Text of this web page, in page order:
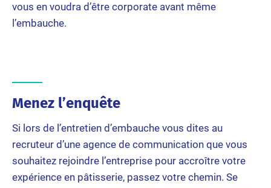
vous en voudra d’être corporate avant même
l’embauche.
Menez l’enquête
Si lors de l’entretien d’embauche vous dites au
recruteur d’une agence de communication que vous
souhaitez rejoindre l’entreprise pour accroître votre
expérience en pâtisserie, passez votre chemin. Se